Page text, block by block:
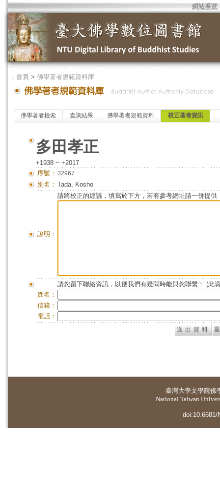
網站導覽
． 首頁 > 佛學著者規範資料庫
佛學著者檢索 查詢結果 佛學著者規範資料 校正著者資訊
多田孝正
+1938 ~ +2017
序號： 32967
別名： Tada, Kosho
說明：
請將校正的建議，填寫於下方，若有參考網址請一併提供
請您留下聯絡資訊，以便我們有疑問時能與您聯繫！ (此
姓名：
信箱：
電話：
臺灣大學文學院佛
National Taiwan
doi:10.6681/